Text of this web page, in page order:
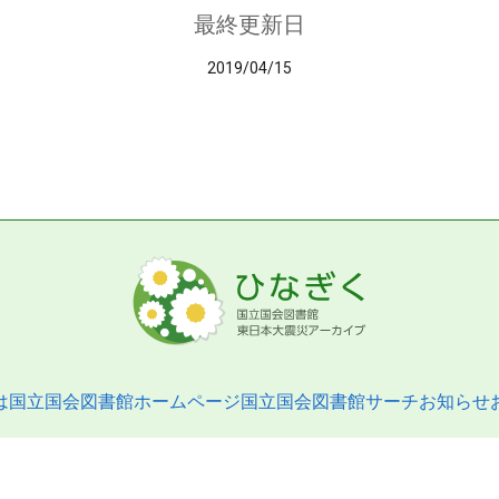
最終更新日
2019/04/15
国立国会図書館ホームページ国立国会図書館サーチお知らせ